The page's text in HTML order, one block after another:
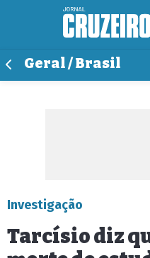
Geral / Brasil
Investigação
Tarcísio diz